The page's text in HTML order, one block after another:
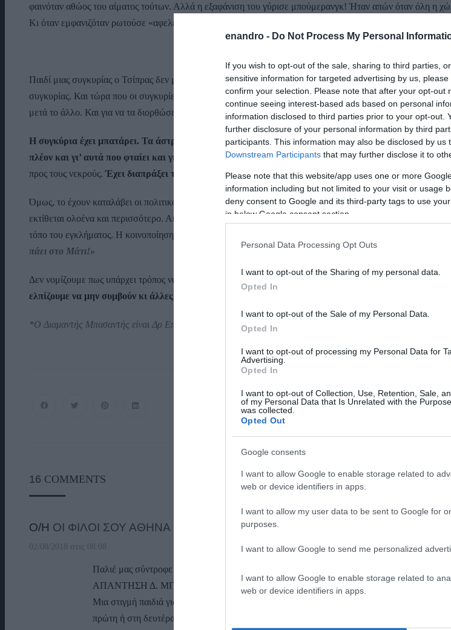
enandro - Do Not Process My Personal
If you wish to opt-out of the sale, sharing to third parties,
sensitive information for targeted advertising by us,
confirm your selection. Please note that after your opt-out
continue seeing interest-based ads based on personal
information disclosed to third parties prior to your opt-out.
further disclosure of your personal information by third
participants. This information may also be disclosed by us
Downstream Participants that may further disclose it to
Please note that this website/app uses one or more
information including but not limited to your visit or usage
deny consent to Google and its third-party tags to use
in below Google consent section.
Personal Data Processing Opt Outs
I want to opt-out of the Sharing of my personal data.
Opted In
I want to opt-out of the Sale of my Personal Data.
Opted In
I want to opt-out of processing my Personal Data for
Advertising.
Opted In
I want to opt-out of Collection, Use, Retention, Sale,
of my Personal Data that Is Unrelated with the
was collected.
Opted Out
Google consents
I want to allow Google to enable storage related to
web or device identifiers in apps.
I want to allow my user data to be sent to Google for
purposes.
I want to allow Google to send me personalized
I want to allow Google to enable storage related to
web or device identifiers in apps.
φαινόταν αθώος του αίματος τούτων. Αλλά η εξαφάνιση του γύρισε μπούμερανγκ! Ήταν απών όταν όλη η
Κι όταν εμφανιζόταν ρωτούσε «αφελείς» ερωτήσεις, που αντί να τον αθωώσουν τον έδειχναν ψεύτη ή βλάκα.
Παιδί μιας συγκυρίας ο Τσίπρας δεν μπόρεσε να παρουσιάσει προσωπικότητα και leadership. Έμεινε πάντα
συγκυρίας. Και τώρα που οι συγκυρίες γύρισαν δεν μπορεί πια να διαχειριστεί τίποτα σωστά. Κάνει το ένα
μετά το άλλο. Και για να τα διορθώσει μετά κάνει το ένα επικοινωνιακό λάθος μετά το άλλο.
Η συγκύρια έχει μπατάρει. Τα άστρα του χάνονται στον ουρανό.Μην έχοντας προσωπικότητα και
πλέον και γι’ αυτά που φταίει και γι΄αυτά που δεν φταίει.Τον στοιχειώνει η θρασύτητα προς τους
προς τους νεκρούς.Έχει διαπράξει την ύβρι και δεν το έχει καταλάβει.
Όμως, το έχουν καταλάβει οι πολιτικοί αντίπαλοι του που δεν μιλούν πολύ και τον αφήνουν να μιλά μόνος
εκτίθεται ολοένα και περισσότερο. Ακόμα και αυτή η κρυφή επίσκεψη του στα καμένα θύμιζε εγκληματία
τόπο του εγκλήματος. Η κοινοποίηση της αποτέλεσε το ανέκδοτο της μέρας:
πάει στο Μάτι!»
Δεν νομίζουμε πως υπάρχει τρόπος να το γυρίσει πια. Απλώς περιμένουμε να διαγράψει την διαδρομή μέχρι
ελπίζουμε να μην συμβούν κι άλλες «στραβές» για την χώρα μέχρι τότε…
*Ο Διαμαντής Μπασαντής είναι Δρ Επικοινωνίας – Συγγραφέας
16 COMMENTS
Ο/Η ΟΙ ΦΙΛΟΙ ΣΟΥ ΑΘΗΝΑ 1963
02/08/2018 στις 08:08
Παλιέ μας σύντροφε…
ΑΠΑΝΤΗΣΗ Δ. ΜΠΑΣΑΝΤΗ
Μια στιγμή παιδιά για να μην τρολάρετε άδικα. Τι σχέση έχουν “φίλοι” του 1963??? Άραγε
πρώτη ή στη δευτέρα δημοτικου??? Πότε είμαστε σύντροφοι??? Το 1963 στο δημοτικό; Το